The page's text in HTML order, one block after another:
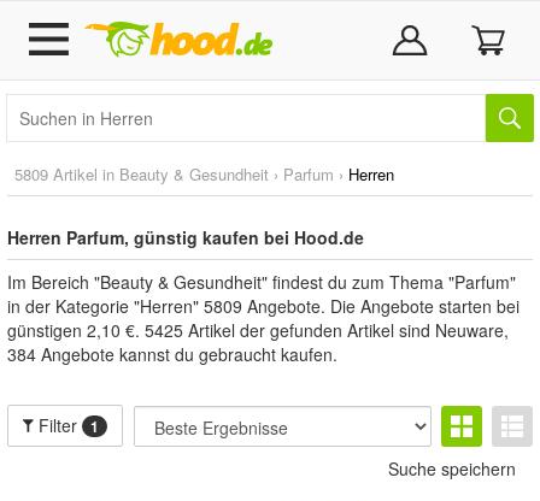
5809 Artikel in Beauty & Gesundheit › Parfum › Herren
Herren Parfum, günstig kaufen bei Hood.de
Im Bereich "Beauty & Gesundheit" findest du zum Thema "Parfum"
in der Kategorie "Herren" 5809 Angebote. Die Angebote starten bei
günstigen 2,10 €. 5425 Artikel der gefunden Artikel sind Neuware,
384 Angebote kannst du gebraucht kaufen.
Filter 1
Suche speichern